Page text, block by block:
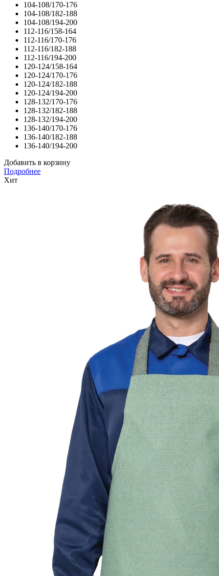
104-108/170-176
104-108/182-188
104-108/194-200
112-116/158-164
112-116/170-176
112-116/182-188
112-116/194-200
120-124/158-164
120-124/170-176
120-124/182-188
120-124/194-200
128-132/170-176
128-132/182-188
128-132/194-200
136-140/170-176
136-140/182-188
136-140/194-200
Добавить в корзину
Подробнее
Хит